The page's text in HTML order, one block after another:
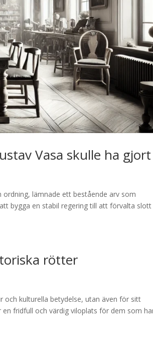
Vasa skulle ha gjort
lämnade ett bestående arv som
bygga en stabil regering till att förvalta slott
rötter
och kulturella betydelse, utan även för sitt
fridfull och värdig viloplats för dem som